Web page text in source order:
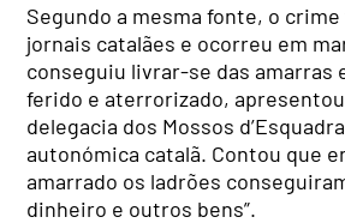
Segundo a mesma fonte, o
jornais catalães e ocorreu em
conseguiu livrar-se das amarras
ferido e aterrorizado,
delegacia dos Mossos
autonómica catalã. Contou que
amarrado os ladrões
dinheiro e outros bens”.